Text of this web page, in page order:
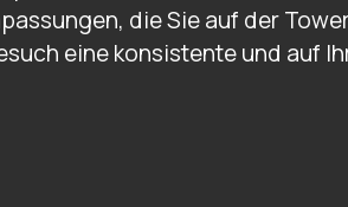
die Sie auf der
eine konsistente und auf